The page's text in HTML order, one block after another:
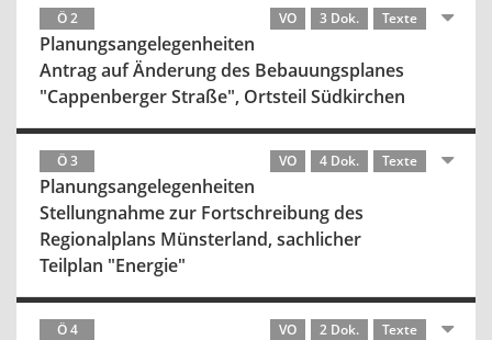
Ö 2 VO 3 Dok. Texte
Planungsangelegenheiten
Antrag auf Änderung des Bebauungsplanes
"Cappenberger Straße", Ortsteil Südkirchen
Ö 3 VO 4 Dok. Texte
Planungsangelegenheiten
Stellungnahme zur Fortschreibung des
Regionalplans Münsterland, sachlicher
Teilplan "Energie"
Ö 4 VO 2 Dok. Texte